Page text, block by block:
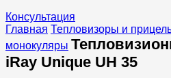
Консультация
Главная Тепловизоры и
монокуляры
iRay Unique UH 35